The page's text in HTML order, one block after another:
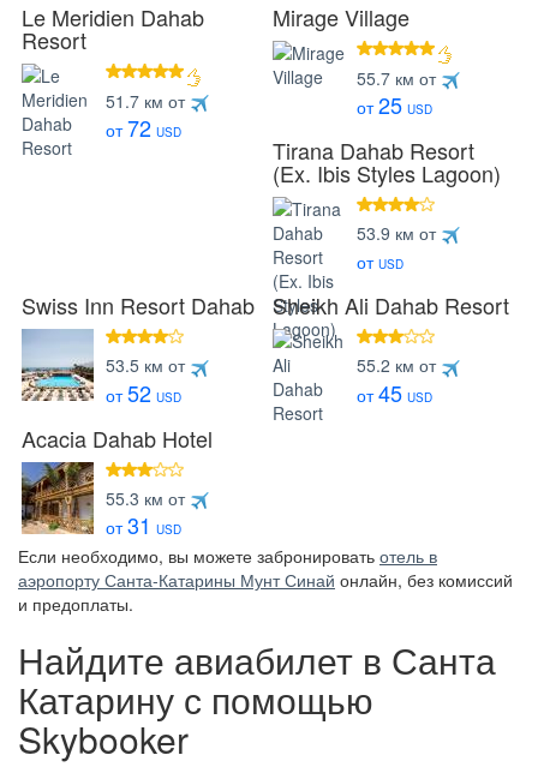
Le Meridien Dahab
Resort
5 звезд
51.7 км от
от72 USD
Mirage Village
звезд
55.7 км от
от25 USD
Tirana Dahab Resort
(Ex. Ibis Styles Lagoon)
4 звезды
53.9 км от
от USD
Swiss Inn Resort Dahab
4 звезды
53.5 км от
от52 USD
Sheikh Ali Dahab Resort
3 звезды
55.2 км от
от45 USD
Acacia Dahab Hotel
3 звезды
55.3 км от
от31 USD
Если необходимо, вы можете забронировать отель в
аэропорту Санта-Катарины Мунт Синай онлайн, без комиссий
и предоплаты.
Найдите авиабилет в Санта
Катарину с помощью
Skybooker